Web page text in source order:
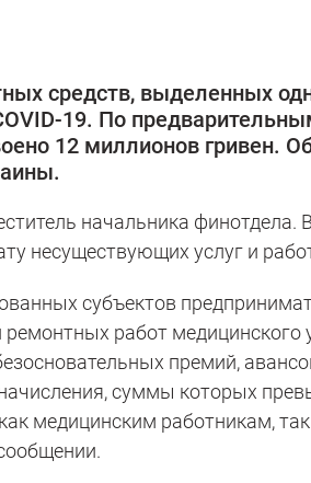
средств, выделенных
19. По
12 миллионов гривен.
начальника финотдела.
несуществующих услуг и
субъектов
работ медицинского
премий,
суммы которых
медицинским работникам,